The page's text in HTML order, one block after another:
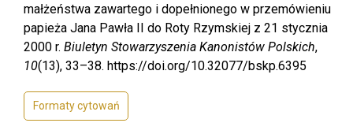
małżeństwa zawartego i dopełnionego w przemówieniu
papieża Jana Pawła II do Roty Rzymskiej z 21 stycznia
2000 r. Biuletyn Stowarzyszenia Kanonistów Polskich,
10(13), 33–38. https://doi.org/10.32077/bskp.6395
Formaty cytowań